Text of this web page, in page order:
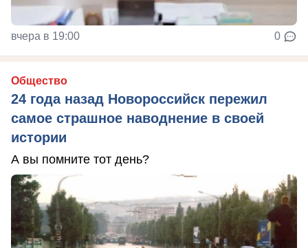
вчера в 19:00 0
Общество
24 года назад Новороссийск пережил
самое страшное наводнение в своей
истории
А вы помните тот день?